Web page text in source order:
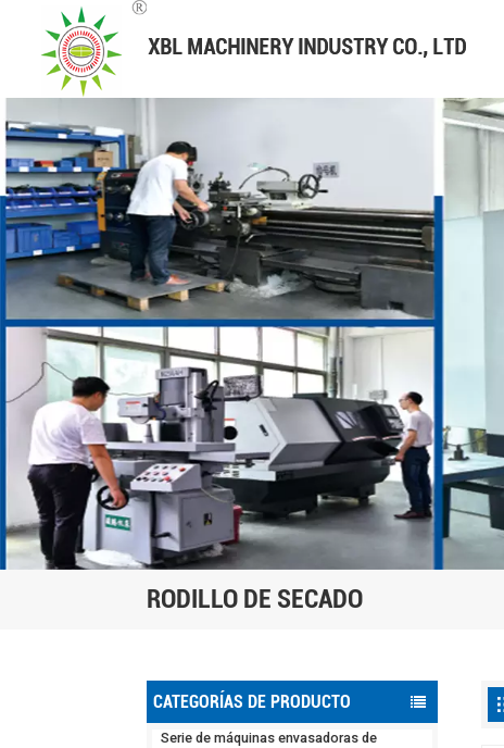
RODILLO DE SECADO
CATEGORÍAS DE PRODUCTO
Serie de máquinas envasadoras de